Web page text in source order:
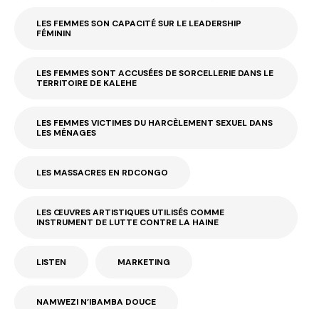
LES FEMMES SON CAPACITÉ SUR LE LEADERSHIP
FÉMININ
LES FEMMES SONT ACCUSÉES DE SORCELLERIE DANS LE
TERRITOIRE DE KALEHE
LES FEMMES VICTIMES DU HARCÈLEMENT SEXUEL DANS
LES MÉNAGES
LES MASSACRES EN RDCONGO
LES ŒUVRES ARTISTIQUES UTILISÉS COMME
INSTRUMENT DE LUTTE CONTRE LA HAINE
LISTEN MARKETING
NAMWEZI N’IBAMBA DOUCE